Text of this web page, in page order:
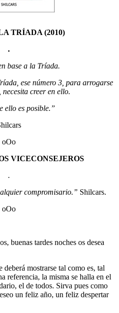
TRÍADA (2010)
.
base a la Tríada.
ese número 3, para arrogarse
creer en ello.
ello es posible.”
oOo
VICECONSEJEROS
.
compromisario.” Shilcars.
oOo
buenas tardes noches os desea
deberá mostrarse tal como es, tal
referencia, la misma se halla en el
el de todos. Sirva pues como
un feliz año, un feliz despertar